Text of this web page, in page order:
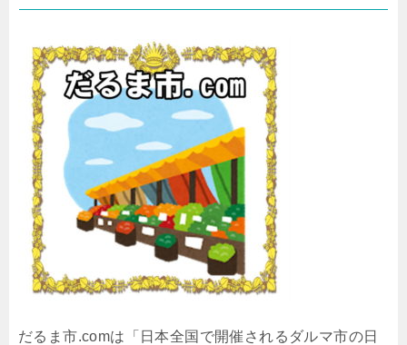
だるま市.comは「日本全国で開催されるダルマ市の日